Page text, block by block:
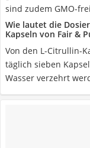
sind zudem GMO-
Wie lautet die
Kapseln von Fair &
Von den L-Citrullin-
täglich sieben
Wasser verzehrt